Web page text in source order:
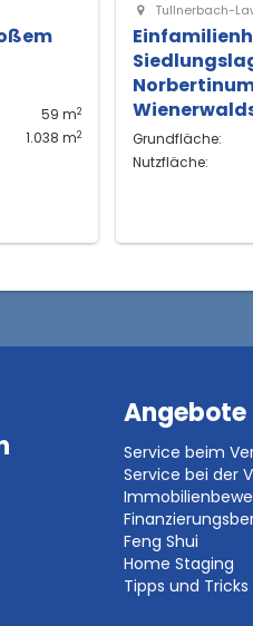
59 m2
1.038 m2
Tullnerbach-
Grundfläche:
Nutzfläche:
Angebote
Service beim
Service bei der
Feng Shui
Home Staging
Tipps und Tricks